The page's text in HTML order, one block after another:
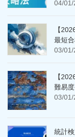
04/01/
【
最短
03/01/
【
難易
03/01/
統計